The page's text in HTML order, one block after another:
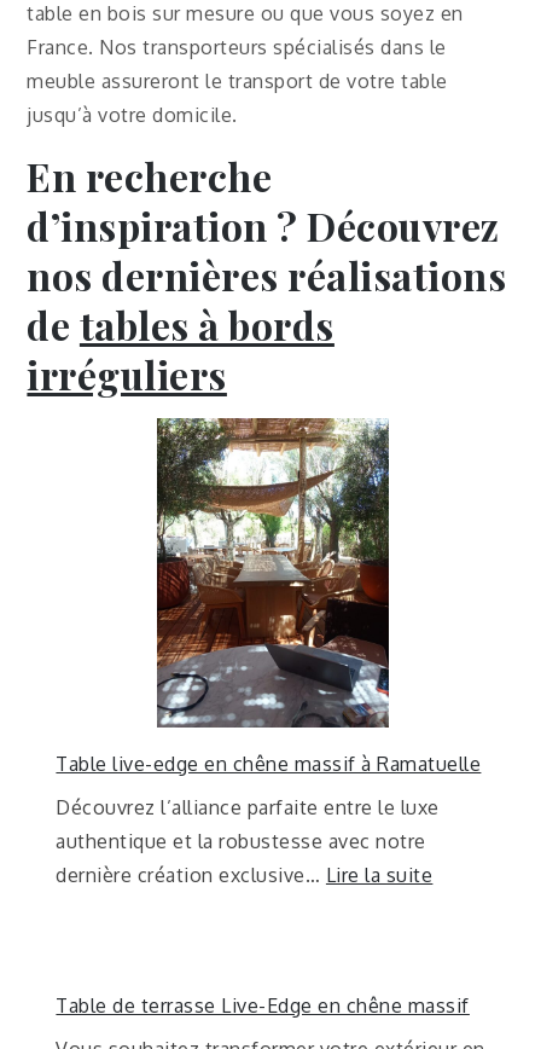
table en bois sur mesure ou que vous soyez en
France. Nos transporteurs spécialisés dans le
meuble assureront le transport de votre table
jusqu’à votre domicile.
En recherche
d’inspiration ? Découvrez
nos dernières réalisations
de tables à bords
irréguliers
Table live-edge en chêne massif à Ramatuelle
Découvrez l’alliance parfaite entre le luxe
authentique et la robustesse avec notre
dernière création exclusive… Lire la suite
Table de terrasse Live-Edge en chêne massif